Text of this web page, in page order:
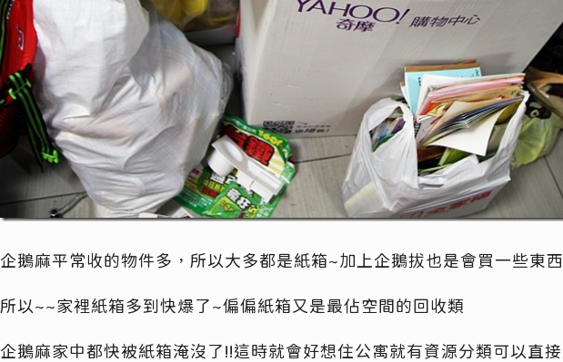
企鵝麻平常收的物件多，所以大多都是紙箱~加上企鵝拔也是會買一些東西
所以~~家裡紙箱多到快爆了~偏偏紙箱又是最佔空間的回收類
企鵝麻家中都快被紙箱淹沒了!!這時就會好想住公寓就有資源分類可以直